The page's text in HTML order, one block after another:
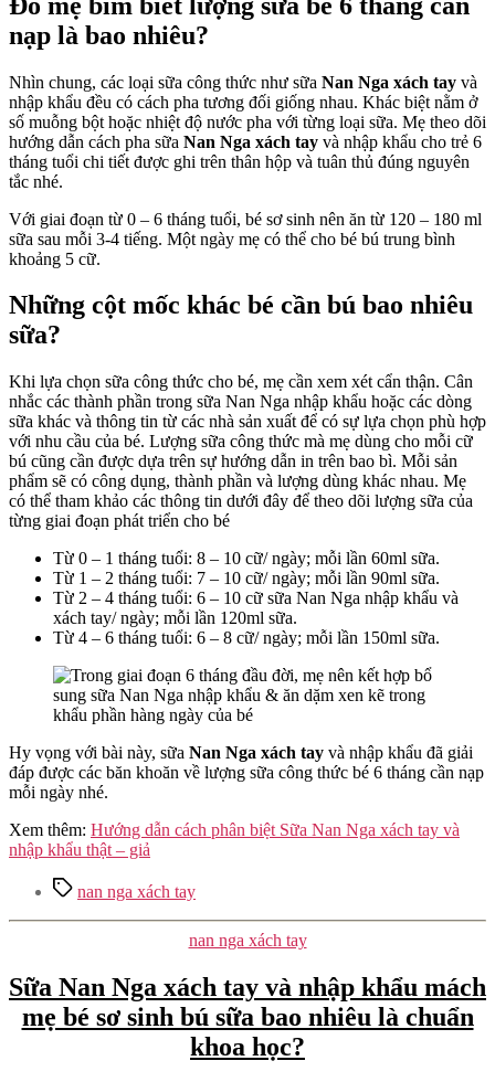
nhiêu
khoa
học?
nạp là bao nhiêu?
Nhìn chung, các loại sữa công thức như sữa Nan Nga xách tay và
nhập khẩu đều có cách pha tương đối giống nhau. Khác biệt nằm ở
số muỗng bột hoặc nhiệt độ nước pha với từng loại sữa. Mẹ theo dõi
hướng dẫn cách pha sữa Nan Nga xách tay và nhập khẩu cho trẻ 6
tháng tuổi chi tiết được ghi trên thân hộp và tuân thủ đúng nguyên
tắc nhé.
Với giai đoạn từ 0 – 6 tháng tuổi, bé sơ sinh nên ăn từ 120 – 180 ml
sữa sau mỗi 3-4 tiếng. Một ngày mẹ có thể cho bé bú trung bình
khoảng 5 cữ.
Những cột mốc khác bé cần bú bao nhiêu
sữa?
Khi lựa chọn sữa công thức cho bé, mẹ cần xem xét cẩn thận. Cân
nhắc các thành phần trong sữa Nan Nga nhập khẩu hoặc các dòng
sữa khác và thông tin từ các nhà sản xuất để có sự lựa chọn phù hợp
với nhu cầu của bé. Lượng sữa công thức mà mẹ dùng cho mỗi cữ
bú cũng cần được dựa trên sự hướng dẫn in trên bao bì. Mỗi sản
phẩm sẽ có công dụng, thành phần và lượng dùng khác nhau. Mẹ
có thể tham khảo các thông tin dưới đây để theo dõi lượng sữa của
từng giai đoạn phát triển cho bé
Từ 0 – 1 tháng tuổi: 8 – 10 cữ/ ngày; mỗi lần 60ml sữa.
Từ 1 – 2 tháng tuổi: 7 – 10 cữ/ ngày; mỗi lần 90ml sữa.
Từ 2 – 4 tháng tuổi: 6 – 10 cữ sữa Nan Nga nhập khẩu và
xách tay/ ngày; mỗi lần 120ml sữa.
Từ 4 – 6 tháng tuổi: 6 – 8 cữ/ ngày; mỗi lần 150ml sữa.
Hy vọng với bài này, sữa Nan Nga xách tay và nhập khẩu đã giải
đáp được các băn khoăn về lượng sữa công thức bé 6 tháng cần nạp
mỗi ngày nhé.
Xem thêm: Hướng dẫn cách phân biệt Sữa Nan Nga xách tay và
nhập khẩu thật – giả
Tagsnan nga xách tay
Categories
nan nga xách tay
Sữa Nan Nga xách tay và nhập khẩu mách
mẹ bé sơ sinh bú sữa bao nhiêu là chuẩn
khoa học?